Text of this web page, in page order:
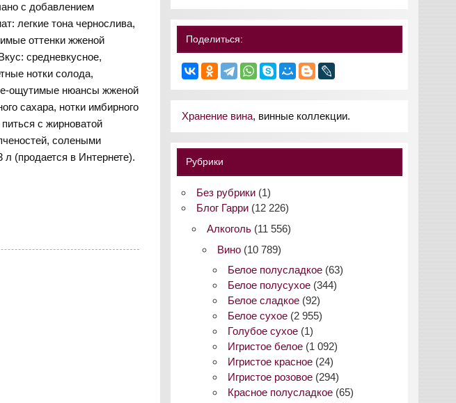
с добавлением
легкие тона чернослива,
оттенки жженой
средневкусное,
нотки солода,
ощутимые нюансы жженой
сахара, нотки имбирного
с жирноватой
солеными
(продается в Интернете).
Поделиться:
Хранение вина, винные коллекции.
Рубрики
Без рубрики(1)
Блог Гарри(12 226)
Алкоголь (11 556)
Вино (10 789)
Белое полусладкое (63)
Белое полусухое (344)
Белое сладкое (92)
Белое сухое (2 955)
Голубое сухое (1)
Игристое белое (1 092)
Игристое красное (24)
Игристое розовое (294)
Красное полусладкое (65)